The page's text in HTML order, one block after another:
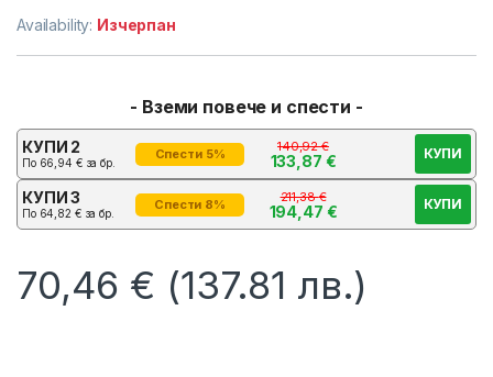
Availability: Изчерпан
- Вземи повече и спести -
КУПИ 2
По 66,94 € за бр.
Спести 5% 140,92€
133,87 € КУПИ
КУПИ 3
По 64,82 € за бр.
Спести 8% 211,38€
194,47 € КУПИ
70,46 € (137.81 лв.)